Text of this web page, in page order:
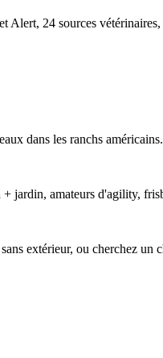
Alert, 24 sources
dans les ranchs
jardin, amateurs d'agility,
extérieur, ou cherchez